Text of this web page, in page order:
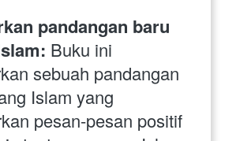
pandangan baru
Buku ini
sebuah pandangan
Islam yang
pesan-pesan positif